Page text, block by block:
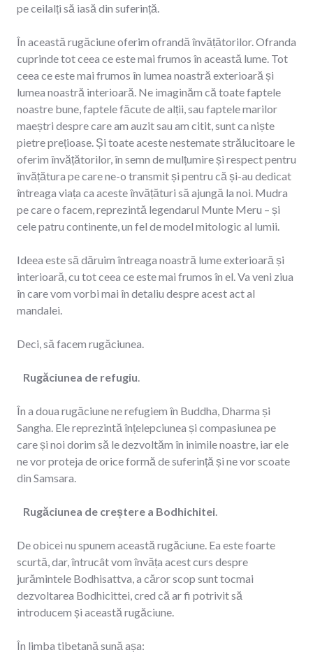
pe ceilalți să iasă din suferință.
În această rugăciune oferim ofrandă învățătorilor. Ofranda
cuprinde tot ceea ce este mai frumos în această lume. Tot
ceea ce este mai frumos în lumea noastră exterioară și
lumea noastră interioară. Ne imaginăm că toate faptele
noastre bune, faptele făcute de alții, sau faptele marilor
maeștri despre care am auzit sau am citit, sunt ca niște
pietre prețioase. Și toate aceste nestemate strălucitoare le
oferim învățătorilor, în semn de mulțumire și respect pentru
învățătura pe care ne-o transmit și pentru că și-au dedicat
întreaga viața ca aceste învățături să ajungă la noi. Mudra
pe care o facem, reprezintă legendarul Munte Meru – și
cele patru continente, un fel de model mitologic al lumii.
Ideea este să dăruim întreaga noastră lume exterioară și
interioară, cu tot ceea ce este mai frumos în el. Va veni ziua
în care vom vorbi mai în detaliu despre acest act al
mandalei.
Deci, să facem rugăciunea.
Rugăciunea de refugiu
În a doua rugăciune ne refugiem în Buddha, Dharma și
Sangha. Ele reprezintă înțelepciunea și compasiunea pe
care și noi dorim să le dezvoltăm în inimile noastre, iar ele
ne vor proteja de orice formă de suferință și ne vor scoate
din Samsara.
Rugăciunea de creștere a Bodhichitei
De obicei nu spunem această rugăciune. Ea este foarte
scurtă, dar, întrucât vom învăța acest curs despre
jurămintele Bodhisattva, a căror scop sunt tocmai
dezvoltarea Bodhicittei, cred că ar fi potrivit să
introducem și această rugăciune.
În limba tibetană sună așa: